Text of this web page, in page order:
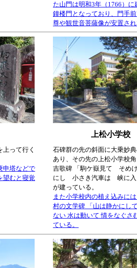
た山門は明和3年（1766）に
鐘楼門となっており、門手
尊や観世音菩薩像が安置さ
上松小学校
って行く
申塔などで
望むと寝覚
石碑群の先の斜面に大乗妙
あり、その先の上松小学校
吉歌碑 「駒ケ嶽見て そめ
にし 小さき汽車は 峡に入
が建っている。
また小学校内の植え込みに
村の文学碑 「山は静かにし
ない 水は動いて 情をなぐさ
ている。